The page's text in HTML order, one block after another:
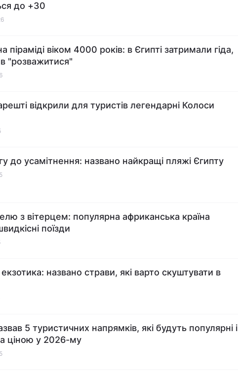
до +30
піраміді віком 4000 років: в Єгипті затримали гіда,
"розважитися"
відкрили для туристів легендарні Колоси
до усамітнення: названо найкращі пляжі Єгипту
з вітерцем: популярна африканська країна
поїзди
названо страви, які варто скуштувати в
5 туристичних напрямків, які будуть популярні і
ціною у 2026-му